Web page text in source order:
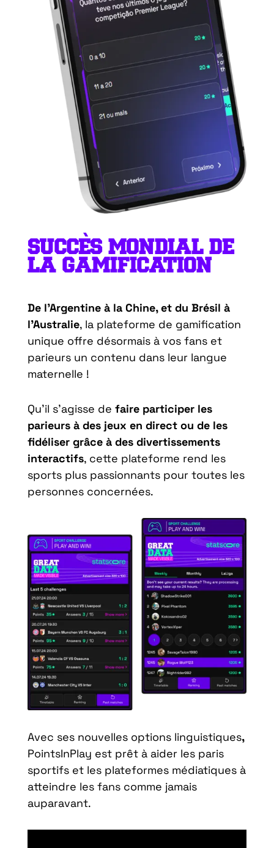
SUCCÈS MONDIAL DE
LA GAMIFICATION
De l’Argentine à la Chine, et du Brésil à
l’Australie, la plateforme de gamification
unique offre désormais à vos fans et
parieurs un contenu dans leur langue
maternelle !
Qu’il s’agisse de faire participer les
parieurs à des jeux en direct ou de les
fidéliser grâce à des divertissements
interactifs, cette plateforme rend les
sports plus passionnants pour toutes les
personnes concernées.
Avec ses nouvelles options linguistiques,
PointsInPlay est prêt à aider les paris
sportifs et les plateformes médiatiques à
atteindre les fans comme jamais
auparavant.